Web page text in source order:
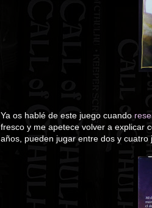
Ya os hablé de este juego cuando
fresco y me apetece volver a explicar
años, pueden jugar entre dos y